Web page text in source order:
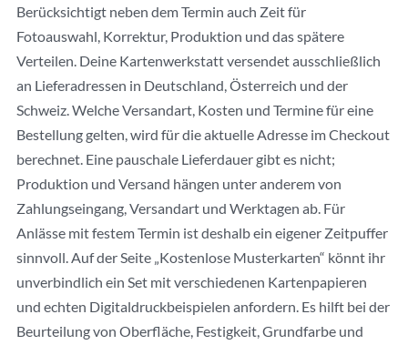
Berücksichtigt neben dem Termin auch Zeit für
Fotoauswahl, Korrektur, Produktion und das spätere
Verteilen. Deine Kartenwerkstatt versendet ausschließlich
an Lieferadressen in Deutschland, Österreich und der
Schweiz. Welche Versandart, Kosten und Termine für eine
Bestellung gelten, wird für die aktuelle Adresse im Checkout
berechnet. Eine pauschale Lieferdauer gibt es nicht;
Produktion und Versand hängen unter anderem von
Zahlungseingang, Versandart und Werktagen ab. Für
Anlässe mit festem Termin ist deshalb ein eigener Zeitpuffer
sinnvoll. Auf der Seite „Kostenlose Musterkarten“ könnt ihr
unverbindlich ein Set mit verschiedenen Kartenpapieren
und echten Digitaldruckbeispielen anfordern. Es hilft bei der
Beurteilung von Oberfläche, Festigkeit, Grundfarbe und